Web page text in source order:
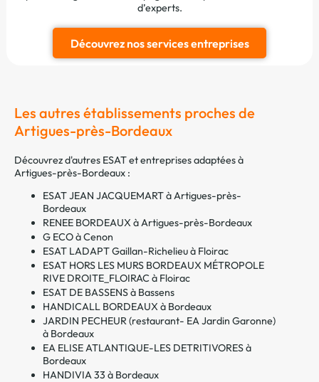
d’experts.
Découvrez nos services entreprises
Les autres établissements proches de
Artigues-près-Bordeaux
Découvrez d'autres ESAT et entreprises adaptées à
Artigues-près-Bordeaux :
ESAT JEAN JACQUEMART à Artigues-près-
Bordeaux
RENEE BORDEAUX à Artigues-près-Bordeaux
G ECO à Cenon
ESAT LADAPT Gaillan-Richelieu à Floirac
ESAT HORS LES MURS BORDEAUX MÉTROPOLE
RIVE DROITE_FLOIRAC à Floirac
ESAT DE BASSENS à Bassens
HANDICALL BORDEAUX à Bordeaux
JARDIN PECHEUR (restaurant- EA Jardin Garonne)
à Bordeaux
EA ELISE ATLANTIQUE-LES DETRITIVORES à
Bordeaux
HANDIVIA 33 à Bordeaux